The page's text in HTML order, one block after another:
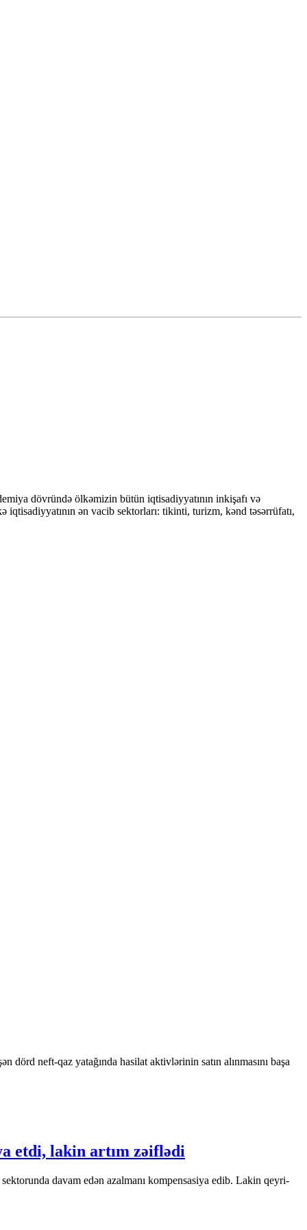
dövründə ölkəmizin bütün iqtisadiyyatının inkişafı və
ən vacib sektorları: tikinti, turizm, kənd təsərrüfatı,
neft-qaz yatağında hasilat aktivlərinin satın alınmasını başa
etdi, lakin artım zəiflədi
davam edən azalmanı kompensasiya edib. Lakin qeyri-